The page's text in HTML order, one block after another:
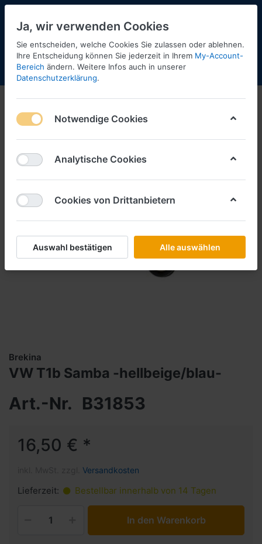
Menü Anmelden Shopaktualisierung
Brekina
VW T1b Samba -hellbeige/blau-
Art.-Nr. B31853
16,50 € *
Versandkosten
Lieferzeit: Bestellbar innerhalb von 14 Tagen
In den Warenkorb
Ja, wir verwenden Cookies
Sie entscheiden, welche Cookies Sie zulassen oder ablehnen.
Ihre Entscheidung können Sie jederzeit in Ihrem My-Account-
Bereich ändern. Weitere Infos auch in unserer
Datenschutzerklärung.
Notwendige Cookies
Analytische Cookies
Cookies von Drittanbietern
Auswahl bestätigen Alle auswählen